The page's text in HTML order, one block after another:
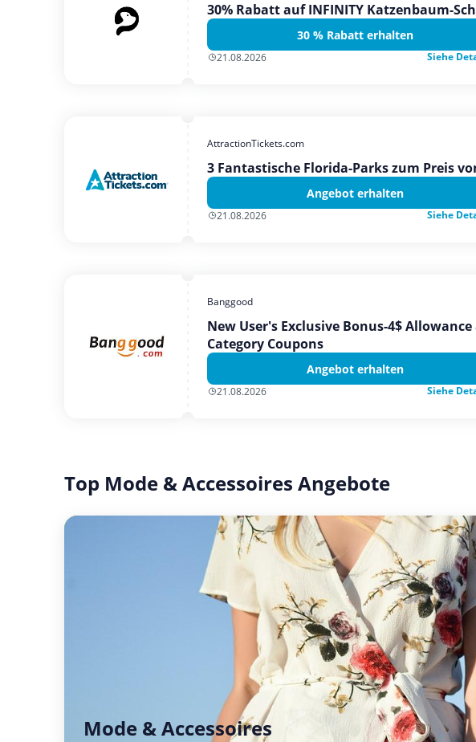
30% Rabatt auf INFINITY Katzenbaum-
30 % Rabatt erhalten
21.08.2026 Siehe
AttractionTickets.com
3 Fantastische Florida-Parks zum Preis
Angebot erhalten
21.08.2026 Siehe
Banggood
New User's Exclusive Bonus-4$ Allowance
Category Coupons
Angebot erhalten
21.08.2026 Siehe
Top Mode & Accessoires Angebote
Mode & Accessoires